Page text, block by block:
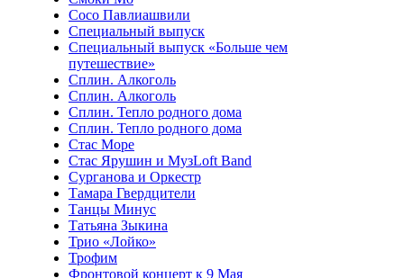
Сосо Павлиашвили
Специальный выпуск
Специальный выпуск «Больше чем
путешествие»
Сплин. Алкоголь
Сплин. Алкоголь
Сплин. Тепло родного дома
Сплин. Тепло родного дома
Стас Море
Стас Ярушин и МузLoft Band
Сурганова и Оркестр
Тамара Гвердцители
Танцы Минус
Татьяна Зыкина
Трио «Лойко»
Трофим
Фронтовой концерт к 9 Мая